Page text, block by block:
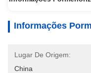
Informações
Lugar De Origem:
China